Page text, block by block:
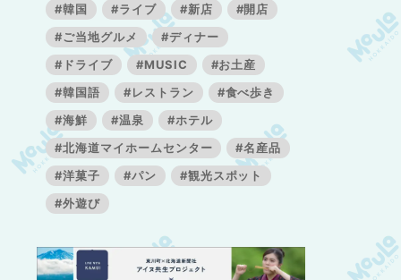
#韓国
#ライブ #新店
#開店
#ご当地グルメ
#ディナー
#ドライブ
#MUSIC
#お土産
#韓国語
#レストラン
#食べ歩き
#海鮮
#温泉
#ホテル
#北海道マイホームセンター
#名産品
#洋菓子
#パン
#観光スポット
#外遊び